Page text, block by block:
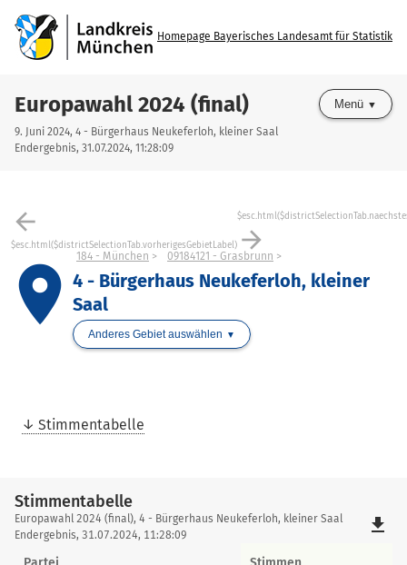
Homepage Bayerisches Landesamt für Statistik
Europawahl 2024 (final)
9. Juni 2024, 4 - Bürgerhaus Neukeferloh, kleiner Saal
Endergebnis, 31.07.2024, 11:28:09
Menü
arrow_back
$esc.html($districtSelectionTab.vorherigesGebietLabel) arrow_forward
place
184 - München 09184121 - Grasbrunn
4 - Bürgerhaus Neukeferloh, kleiner
Saal
Anderes Gebiet auswählen
Stimmentabelle
Stimmentabelle
Stimmentabelle
Europawahl 2024 (final), 4 - Bürgerhaus Neukeferloh, kleiner Saal
Endergebnis, 31.07.2024, 11:28:09
file_download